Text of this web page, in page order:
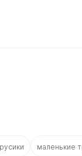
маленькие